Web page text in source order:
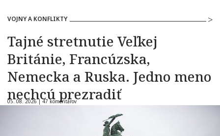
VOJNY A KONFLIKTY
Tajné stretnutie Veľkej
Británie, Francúzska,
Nemecka a Ruska. Jedno meno
nechcú prezradiť
05. 08. 2026 |47 komentárov